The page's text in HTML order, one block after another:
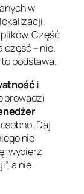
w
Część
część – nie.
podstawa.
i
prowadzi
Daj
nie
wybierz
a nie